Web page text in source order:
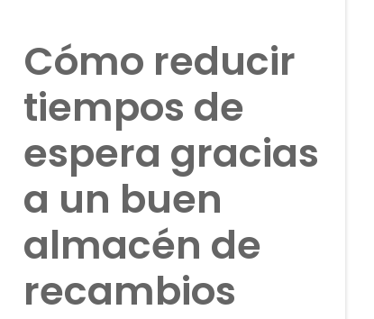
Cómo reducir
tiempos de
espera gracias
a un buen
almacén de
recambios